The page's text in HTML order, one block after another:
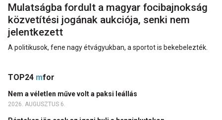
Mulatságba fordult a magyar focibajnokság
közvetítési jogának aukciója, senki nem
jelentkezett
A politikusok, fene nagy étvágyukban, a sportot is bekebelezték.
TOP24 mfor
Nem a véletlen műve volt a paksi leállás
2026. AUGUSZTUS 6.